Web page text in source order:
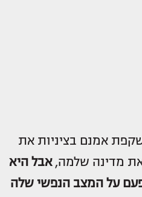
אמנם בציניות את
מדינה שלמה,אבל היא
על המצב הנפשי שלה